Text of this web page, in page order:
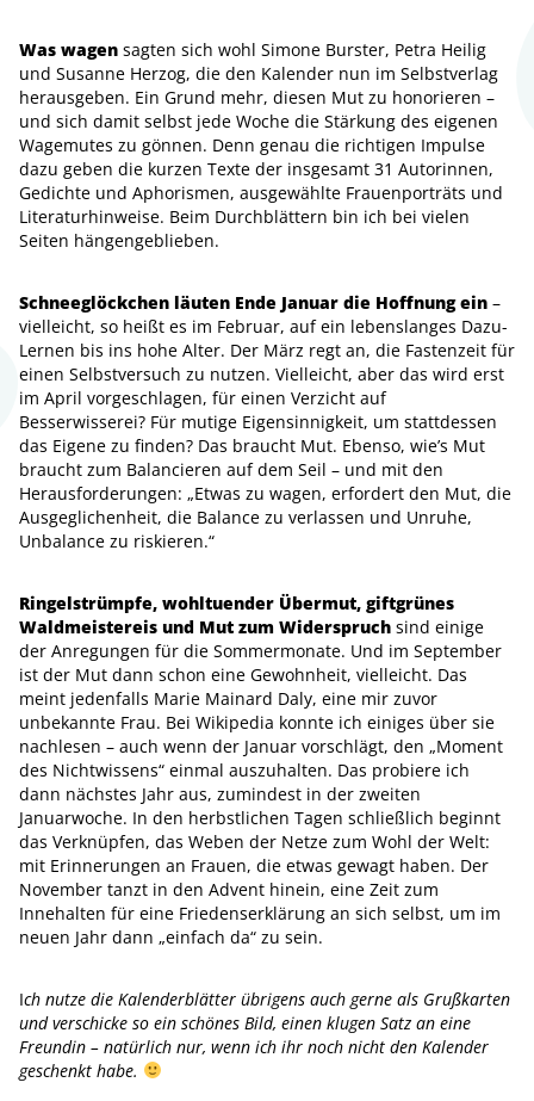
Was wagen sagten sich wohl Simone Burster, Petra Heilig
und Susanne Herzog, die den Kalender nun im Selbstverlag
herausgeben. Ein Grund mehr, diesen Mut zu honorieren –
und sich damit selbst jede Woche die Stärkung des eigenen
Wagemutes zu gönnen. Denn genau die richtigen Impulse
dazu geben die kurzen Texte der insgesamt 31 Autorinnen,
Gedichte und Aphorismen, ausgewählte Frauenporträts und
Literaturhinweise. Beim Durchblättern bin ich bei vielen
Seiten hängengeblieben.
Schneeglöckchen läuten Ende Januar die Hoffnung ein –
vielleicht, so heißt es im Februar, auf ein lebenslanges Dazu-
Lernen bis ins hohe Alter. Der März regt an, die Fastenzeit für
einen Selbstversuch zu nutzen. Vielleicht, aber das wird erst
im April vorgeschlagen, für einen Verzicht auf
Besserwisserei? Für mutige Eigensinnigkeit, um stattdessen
das Eigene zu finden? Das braucht Mut. Ebenso, wie’s Mut
braucht zum Balancieren auf dem Seil – und mit den
Herausforderungen: „Etwas zu wagen, erfordert den Mut, die
Ausgeglichenheit, die Balance zu verlassen und Unruhe,
Unbalance zu riskieren.“
Ringelstrümpfe, wohltuender Übermut, giftgrünes
Waldmeistereis und Mut zum Widerspruch sind einige
der Anregungen für die Sommermonate. Und im September
ist der Mut dann schon eine Gewohnheit, vielleicht. Das
meint jedenfalls Marie Mainard Daly, eine mir zuvor
unbekannte Frau. Bei Wikipedia konnte ich einiges über sie
nachlesen – auch wenn der Januar vorschlägt, den „Moment
des Nichtwissens“ einmal auszuhalten. Das probiere ich
dann nächstes Jahr aus, zumindest in der zweiten
Januarwoche. In den herbstlichen Tagen schließlich beginnt
das Verknüpfen, das Weben der Netze zum Wohl der Welt:
mit Erinnerungen an Frauen, die etwas gewagt haben. Der
November tanzt in den Advent hinein, eine Zeit zum
Innehalten für eine Friedenserklärung an sich selbst, um im
neuen Jahr dann „einfach da“ zu sein.
Ich nutze die Kalenderblätter übrigens auch gerne als Grußkarten
und verschicke so ein schönes Bild, einen klugen Satz an eine
Freundin – natürlich nur, wenn ich ihr noch nicht den Kalender
geschenkt habe.